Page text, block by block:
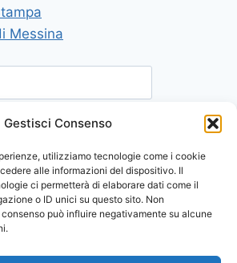
Gestisci Consenso
utilizziamo tecnologie come i cookie
alle informazioni del dispositivo. Il
ci permetterà di elaborare dati come il
o ID unici su questo sito. Non
può influire negativamente su alcune
Messina